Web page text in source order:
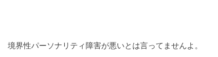
境界性パーソナリティ障害が悪いとは言ってませんよ。